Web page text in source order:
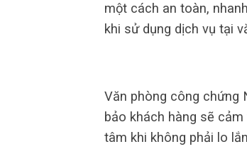
một cách an toàn,
khi sử dụng dịch vụ tại
Văn phòng công chứng
bảo khách hàng sẽ
tâm khi không phải lo